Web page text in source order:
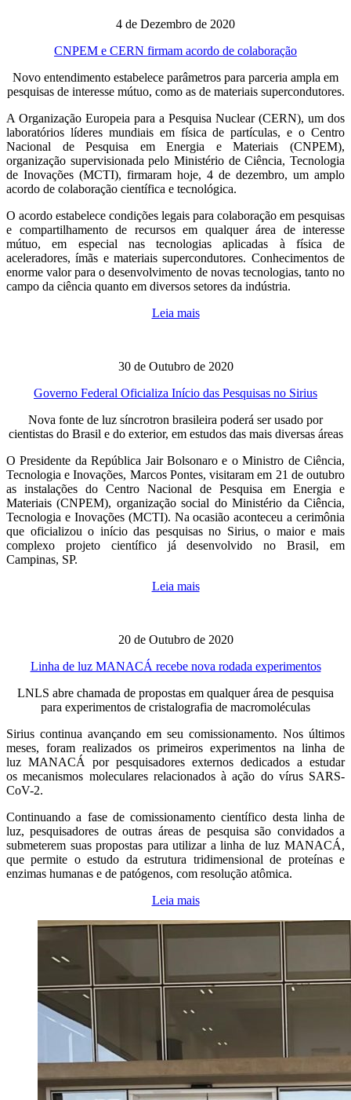
4 de Dezembro de 2020
CNPEM e CERN firmam acordo de colaboração
Novo entendimento estabelece parâmetros para parceria ampla em
pesquisas de interesse mútuo, como as de materiais supercondutores.
A Organização Europeia para a Pesquisa Nuclear (CERN), um dos
laboratórios líderes mundiais em física de partículas, e o Centro
Nacional de Pesquisa em Energia e Materiais (CNPEM),
organização supervisionada pelo Ministério de Ciência, Tecnologia
de Inovações (MCTI), firmaram hoje, 4 de dezembro, um amplo
acordo de colaboração científica e tecnológica.
O acordo estabelece condições legais para colaboração em pesquisas
e compartilhamento de recursos em qualquer área de interesse
mútuo, em especial nas tecnologias aplicadas à física de
aceleradores, ímãs e materiais supercondutores. Conhecimentos de
enorme valor para o desenvolvimento de novas tecnologias, tanto no
campo da ciência quanto em diversos setores da indústria.
Leia mais
30 de Outubro de 2020
Governo Federal Oficializa Início das Pesquisas no Sirius
Nova fonte de luz síncrotron brasileira poderá ser usado por
cientistas do Brasil e do exterior, em estudos das mais diversas áreas
O Presidente da República Jair Bolsonaro e o Ministro de Ciência,
Tecnologia e Inovações, Marcos Pontes, visitaram em 21 de outubro
as instalações do Centro Nacional de Pesquisa em Energia e
Materiais (CNPEM), organização social do Ministério da Ciência,
Tecnologia e Inovações (MCTI). Na ocasião aconteceu a cerimônia
que oficializou o início das pesquisas no Sirius, o maior e mais
complexo projeto científico já desenvolvido no Brasil, em
Campinas, SP.
Leia mais
20 de Outubro de 2020
Linha de luz MANACÁ recebe nova rodada experimentos
LNLS abre chamada de propostas em qualquer área de pesquisa
para experimentos de cristalografia de macromoléculas
Sirius continua avançando em seu comissionamento. Nos últimos
meses, foram realizados os primeiros experimentos na linha de
luz MANACÁ por pesquisadores externos dedicados a estudar
os mecanismos moleculares relacionados à ação do vírus SARS-
CoV-2.
Continuando a fase de comissionamento científico desta linha de
luz, pesquisadores de outras áreas de pesquisa são convidados a
submeterem suas propostas para utilizar a linha de luz MANACÁ,
que permite o estudo da estrutura tridimensional de proteínas e
enzimas humanas e de patógenos, com resolução atômica.
Leia mais